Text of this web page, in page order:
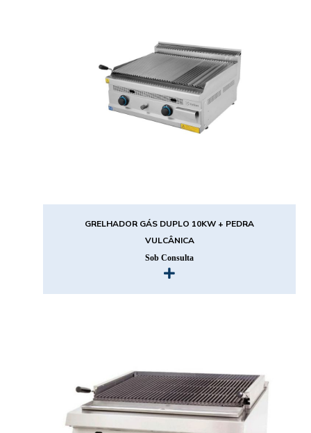
GRELHADOR GÁS DUPLO 10KW + PEDRA
VULCÂNICA
Sob Consulta